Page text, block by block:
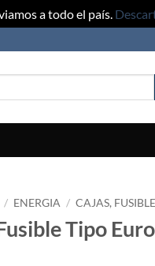
a todo el país.
/ ENERGIA / CAJAS,
Tipo